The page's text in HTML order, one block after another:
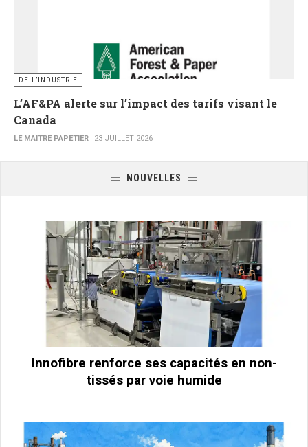
DE L’INDUSTRIE
L’AF&PA alerte sur l’impact des tarifs visant le
Canada
LE MAITRE PAPETIER 23 JUILLET 2026
NOUVELLES
Innofibre renforce ses capacités en non-
tissés par voie humide